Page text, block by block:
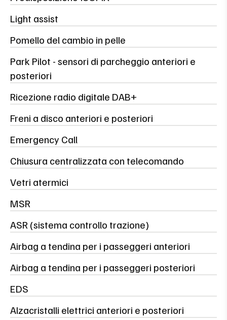
Light assist
Pomello del cambio in pelle
Park Pilot - sensori di parcheggio anteriori e
posteriori
Ricezione radio digitale DAB+
Freni a disco anteriori e posteriori
Emergency Call
Chiusura centralizzata con telecomando
Vetri atermici
MSR
ASR (sistema controllo trazione)
Airbag a tendina per i passeggeri anteriori
Airbag a tendina per i passeggeri posteriori
EDS
Alzacristalli elettrici anteriori e posteriori